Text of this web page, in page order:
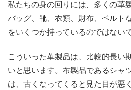
私たちの身の回りには、多くの革
バッグ、靴、衣類、財布、ベルト
をいくつか持っているのではない
こういった革製品は、比較的長い
いと思います。布製品であるシャ
は、古くなってくると見た目が悪